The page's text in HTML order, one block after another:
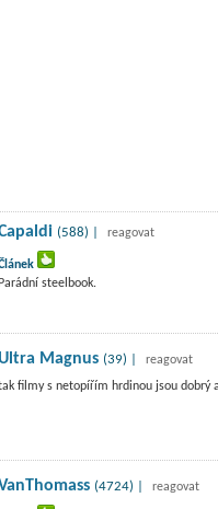
(588) | reagovat
Parádní steelbook.
Magnus (39) |
reagovat
filmy s netopířím hrdinou jsou dobrý
(4724) | reagovat